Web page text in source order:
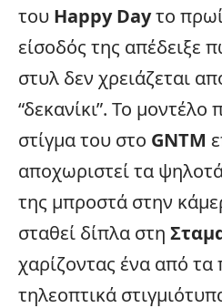
του Happy Dayτο
είσοδός της απέδειξε
στυλ δεν χρειάζεται
“δεκανίκι”. Το
στίγμα του στο GNTM
αποχωριστεί τα
της μπροστά στην
σταθεί δίπλα στη
χαρίζοντας ένα από
τηλεοπτικά